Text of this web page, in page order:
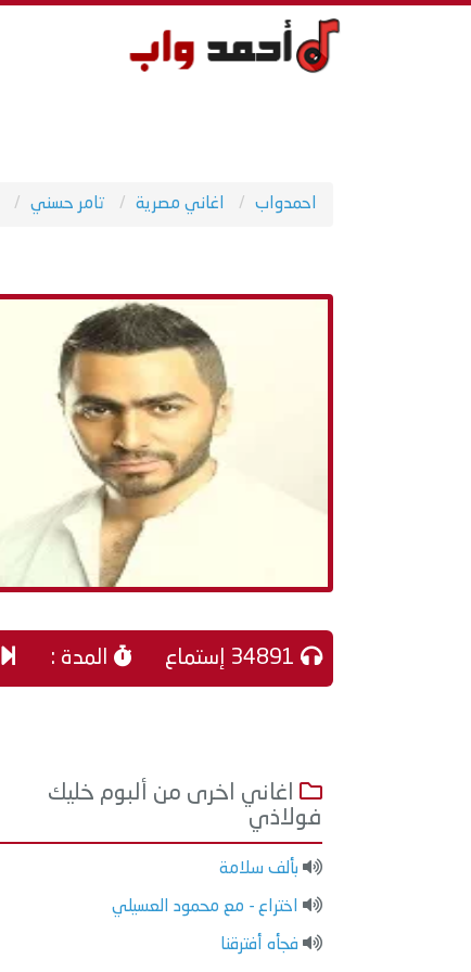
احمدواب اغاني مصرية تامر حسني
المدة :
اغاني اخرى من ألبوم خليك
فولاذي
بألف سلامة
اختراع - مع محمود العسيلي
فجأه أفترقنا